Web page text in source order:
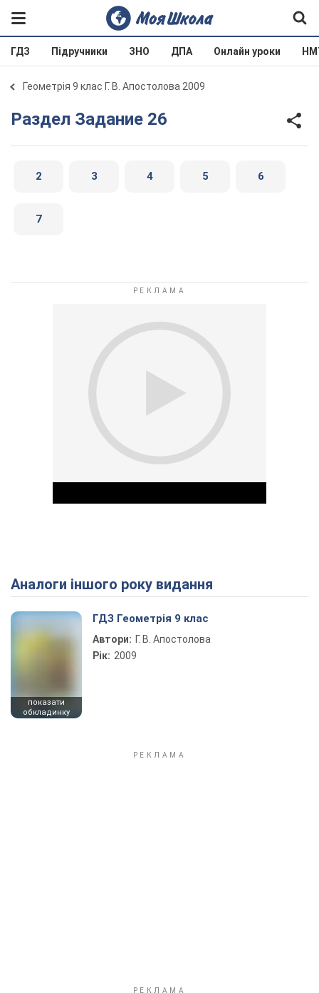
ГДЗ Підручники ЗНО ДПА Онлайн уроки
Геометрія 9 клас Г. В. Апостолова 2009
Раздел Задание 26
2 3 4 5 6
7
Play Video
Аналоги іншого року видання
показати
обкладинку
ГДЗ Геометрія 9 клас
Автори: Г. В. Апостолова
Рік: 2009